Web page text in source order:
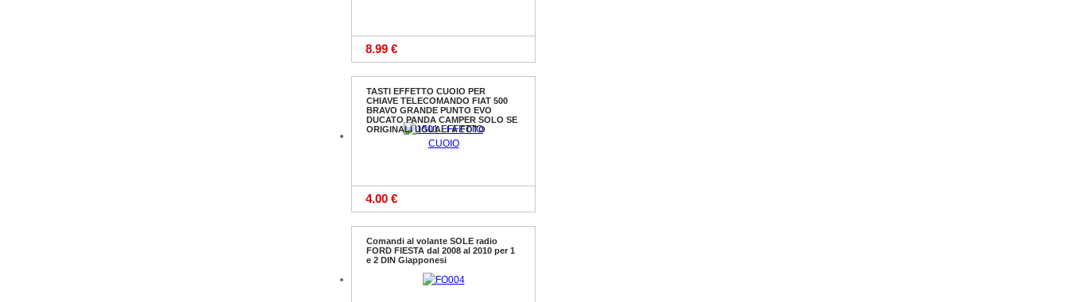
8.99 €
TASTI EFFETTO CUOIO PER
CHIAVE TELECOMANDO FIAT 500
BRAVO GRANDE PUNTO EVO
DUCATO PANDA CAMPER SOLO SE
ORIGINALI UGUALI A FOTO
4.00 €
Comandi al volante SOLE radio
FORD FIESTA dal 2008 al 2010 per 1
e 2 DIN Giapponesi